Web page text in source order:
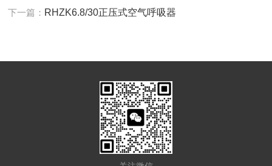
下一篇： RHZK6.8/30正压式空气呼吸器